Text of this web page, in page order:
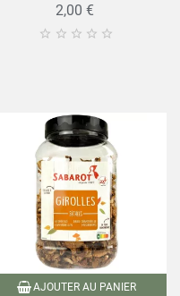
2,00 €
    
AJOUTER AU PANIER